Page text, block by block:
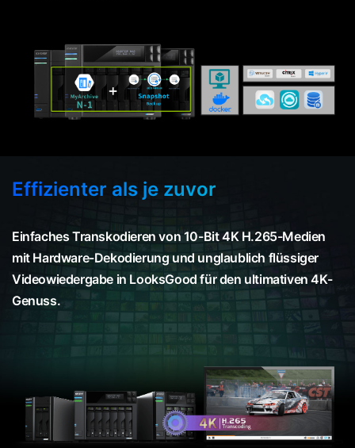
Effizienter als je zuvor
Einfaches Transkodieren von 10-Bit 4K H.265-Medien
mit Hardware-Dekodierung und unglaublich flüssiger
Videowiedergabe in LooksGood für den ultimativen 4K-
Genuss.